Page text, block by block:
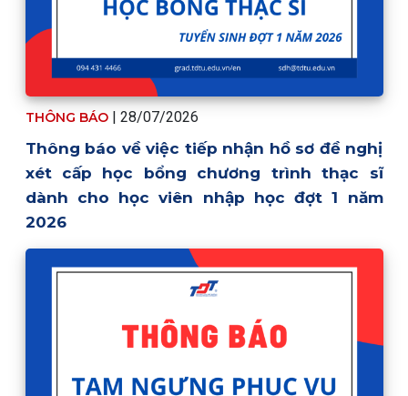
THÔNG BÁO | 28/07/2026
Thông báo về việc tiếp nhận hồ sơ đề nghị
xét cấp học bổng chương trình thạc sĩ
dành cho học viên nhập học đợt 1 năm
2026